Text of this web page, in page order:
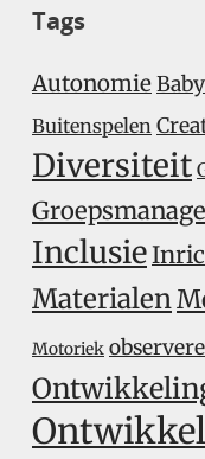
Tags
Autonomie
Buitenspelen
Diversiteit
Inclusie
Materialen
Motoriek